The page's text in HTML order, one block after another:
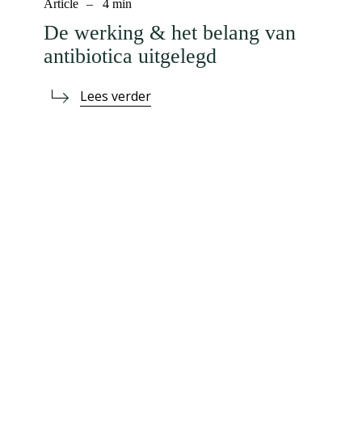
Article – 4 min
De werking & het belang van
antibiotica uitgelegd
Lees verder